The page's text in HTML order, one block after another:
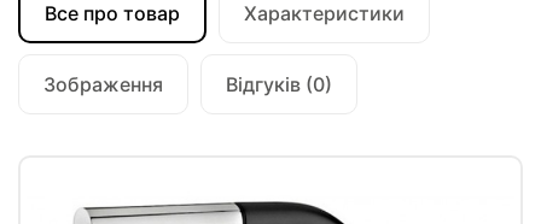
Все про товар Характеристики
Зображення Відгуків (0)